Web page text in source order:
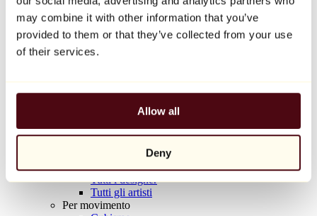
may combine it with other information that you’ve
provided to them or that they’ve collected from your use
of their services.
Allow all
Deny
Balloon Dog (Orange)
Jeff Koons
10.000 €
Artisti
Tutti i pittori
Tutti i fotografi
Tutti i disegnatori
Tutti i designer
Tutti gli artisti
Per movimento